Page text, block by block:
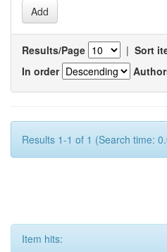
Results/Page | Sort
In order
Results 1-1 of 1 (Search time:
Item hits: